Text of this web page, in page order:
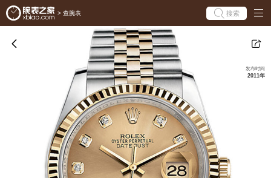
> 查腕表 搜索
发布时间
2011年